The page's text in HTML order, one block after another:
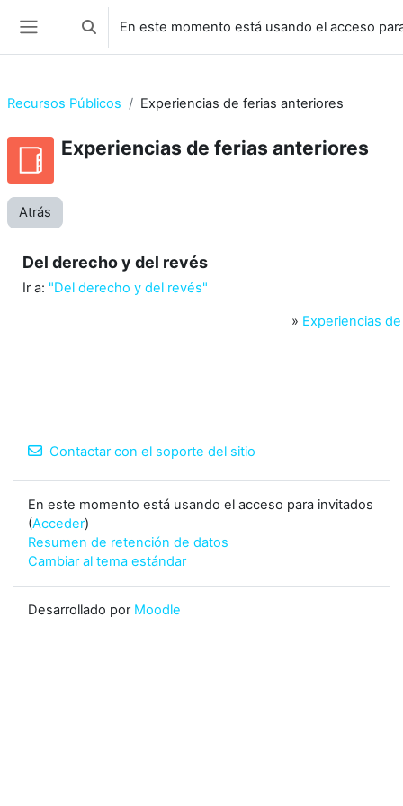
Salta al contenido principal
Panel lateral
Selector de búsqueda de entrada
En este momento está usando el acceso
Recursos Públicos Experiencias de ferias anteriores
Experiencias de ferias anteriores
Atrás
Del derecho y del revés
Ir a: "Del derecho y del revés"
» Experiencias
Contactar con el soporte del sitio
En este momento está usando el acceso para invitados
(Acceder)
Resumen de retención de datos
Cambiar al tema estándar
Desarrollado por Moodle